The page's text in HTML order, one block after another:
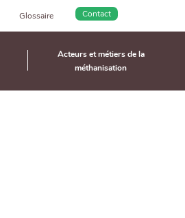
Glossaire Contact
Acteurs et métiers de la
méthanisation